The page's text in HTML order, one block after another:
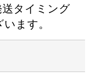
タイミング
ます。